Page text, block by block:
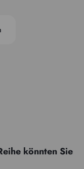
könnten Sie